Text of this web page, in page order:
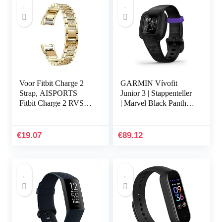
Voor Fitbit Charge 2
Strap, AISPORTS
Fitbit Charge 2 RVS
Vervangende Band
€19.07
GARMIN Vívofit
Junior 3 | Stappenteller
| Marvel Black Panther
Waterbestendig
€89.12